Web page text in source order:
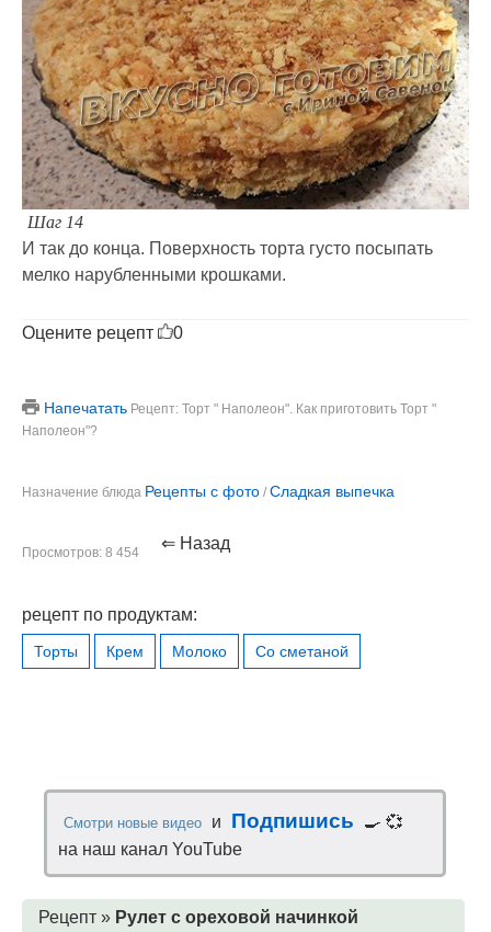
Шаг 14
И так до конца. Поверхность торта густо посыпать
мелко нарубленными крошками.
Оцените рецепт 0
Напечатать Рецепт: Торт " Наполеон". Как приготовить Торт "
Наполеон"?
Назначение блюда Рецепты с фото / Сладкая выпечка
Просмотров: 8 454 ⇐ Назад
рецепт по продуктам:
Торты Крем Молоко Со сметаной
Смотри новые видео и Подпишись
🍳 💞
на наш канал YouTube
Рецепт » Рулет с ореховой начинкой